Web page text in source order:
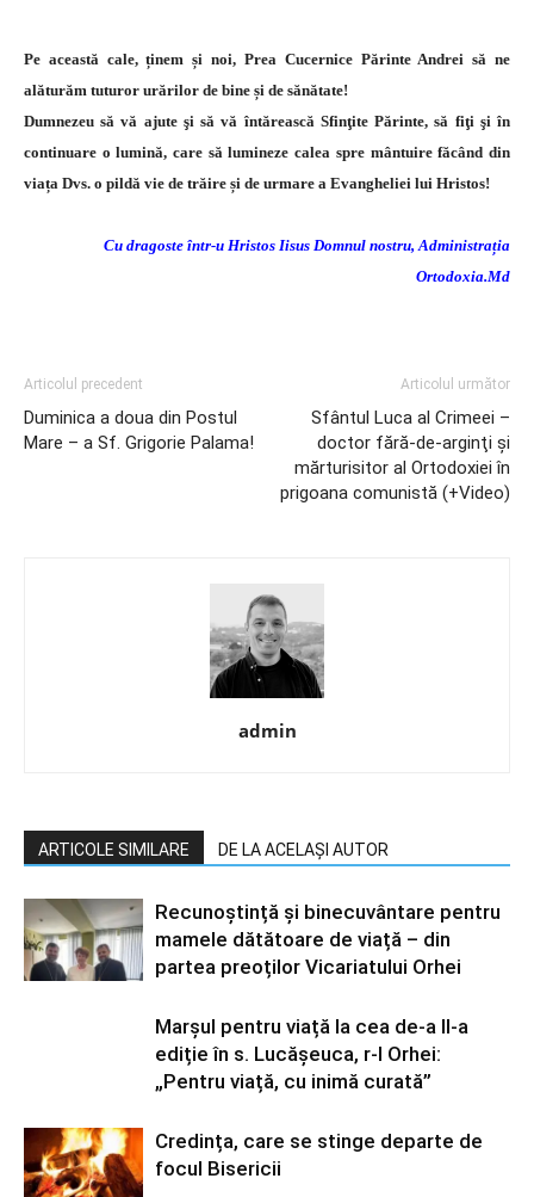
Pe această cale, ținem și noi, Prea Cucernice Părinte Andrei să ne
alăturăm tuturor urărilor de bine și de sănătate!
Dumnezeu să vă ajute şi să vă întărească Sfinţite Părinte, să fiţi şi în
continuare o lumină, care să lumineze calea spre mântuire făcând din
viața Dvs. o pildă vie de trăire și de urmare a Evangheliei lui Hristos!
Cu dragoste într-u Hristos Iisus Domnul nostru, Administrația
Ortodoxia.Md
Articolul precedent
Duminica a doua din Postul
Mare – a Sf. Grigorie Palama!
Articolul următor
Sfântul Luca al Crimeei –
doctor fără-de-arginţi şi
mărturisitor al Ortodoxiei în
prigoana comunistă (+Video)
admin
ARTICOLE SIMILARE DE LA ACELAȘI AUTOR
Recunoștință și binecuvântare pentru
mamele dătătoare de viață – din
partea preoților Vicariatului Orhei
Marșul pentru viață la cea de-a II-a
ediție în s. Lucășeuca, r-l Orhei:
„Pentru viață, cu inimă curată”
Credința, care se stinge departe de
focul Bisericii